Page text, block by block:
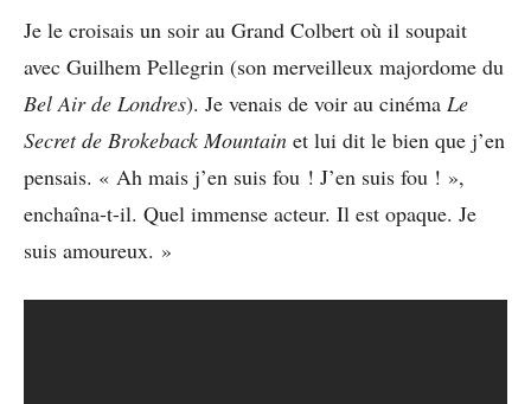
Je le croisais un soir au Grand Colbert où il soupait
avec Guilhem Pellegrin (son merveilleux majordome du
Bel Air de Londres). Je venais de voir au cinéma Le
Secret de Brokeback Mountain et lui dit le bien que j’en
pensais. « Ah mais j’en suis fou ! J’en suis fou ! »,
enchaîna-t-il. Quel immense acteur. Il est opaque. Je
suis amoureux. »